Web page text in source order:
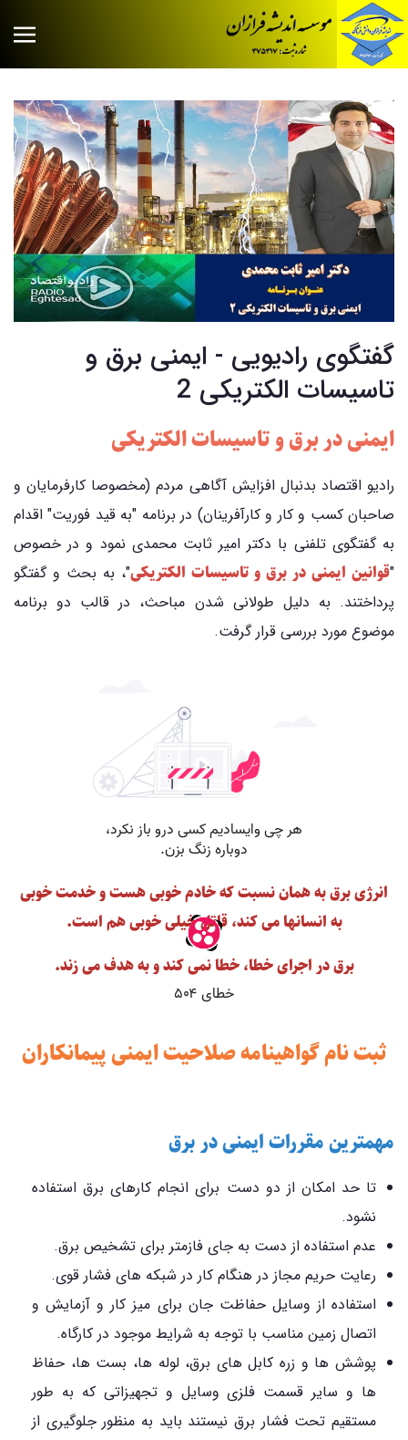
گفتگوی رادیویی - ایمنی برق و
تاسیسات الکتریکی 2
ایمنی در برق و تاسیسات الکتریکی
رادیو اقتصاد بدنبال افزایش آگاهی مردم (مخصوصا کارفرمایان و
صاحبان کسب و کار و کارآفرینان) در برنامه "به قید فوریت" اقدام
به گفتگوی تلفنی با دکتر امیر ثابت محمدی نمود و در خصوص
"قوانین ایمنی در برق و تاسیسات الکتریکی"، به بحث و گفتگو
پرداختند. به دلیل طولانی شدن مباحث، در قالب دو برنامه
موضوع مورد بررسی قرار گرفت.
انرژی برق به همان نسبت که خادم خوبی هست و خدمت خوبی
به انسانها می کند، قاتل خیلی خوبی هم است.
برق در اجرای خطا، خطا نمی کند و به هدف می زند.
ثبت نام گواهینامه صلاحیت ایمنی پیمانکاران
مهمترین مقررات ایمنی در برق
تا حد امکان از دو دست برای انجام کارهای برق استفاده
نشود.
عدم استفاده از دست به جای فازمتر برای تشخیص برق.
رعایت حریم مجاز در هنگام کار در شبکه های فشار قوی.
استفاده از وسایل حفاظت جان برای میز کار و آزمایش و
اتصال زمین مناسب با توجه به شرایط موجود در کارگاه.
پوشش ها و زره کابل های برق، لوله ها، بست ها، حفاظ
ها و سایر قسمت فلزی وسایل و تجهیزاتی که به طور
مستقیم تحت فشار برق نیستند باید به منظور جلوگیری از